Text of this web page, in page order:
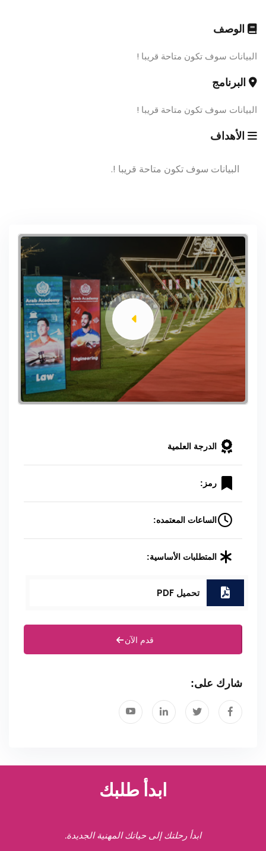
الوصف
البيانات سوف تكون متاحة قريبا !
البرنامج
البيانات سوف تكون متاحة قريبا !
الأهداف
البيانات سوف تكون متاحة قريبا !.
الدرجة العلمية
رمز:
الساعات المعتمده:
المتطلبات الأساسية:
تحميل PDF
قدم الآن
شارك على:
ابدأ طلبك
ابدأ رحلتك إلى حياتك المهنية الجديدة.